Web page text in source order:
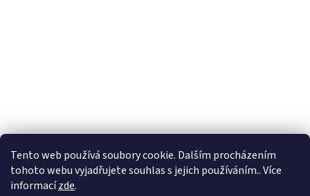
Tento web používá soubory cookie. Dalším procházením
tohoto webu vyjadřujete souhlas s jejich používáním.. Více
informacízde.